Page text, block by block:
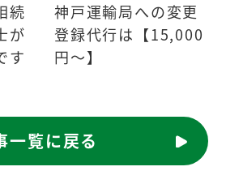
続
が
す
神戸運輸局への変更
登録代行は【15,000
円～】
一覧に戻る